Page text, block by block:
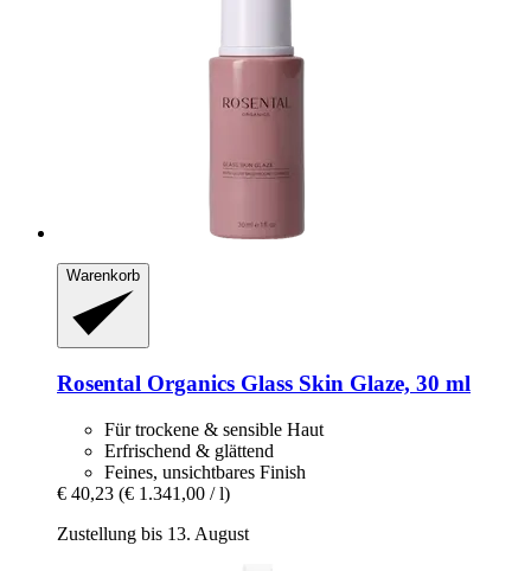
Warenkorb
Rosental Organics Glass Skin Glaze, 30 ml
Für trockene & sensible Haut
Erfrischend & glättend
Feines, unsichtbares Finish
€ 40,23 (€ 1.341,00 / l)
Zustellung bis 13. August